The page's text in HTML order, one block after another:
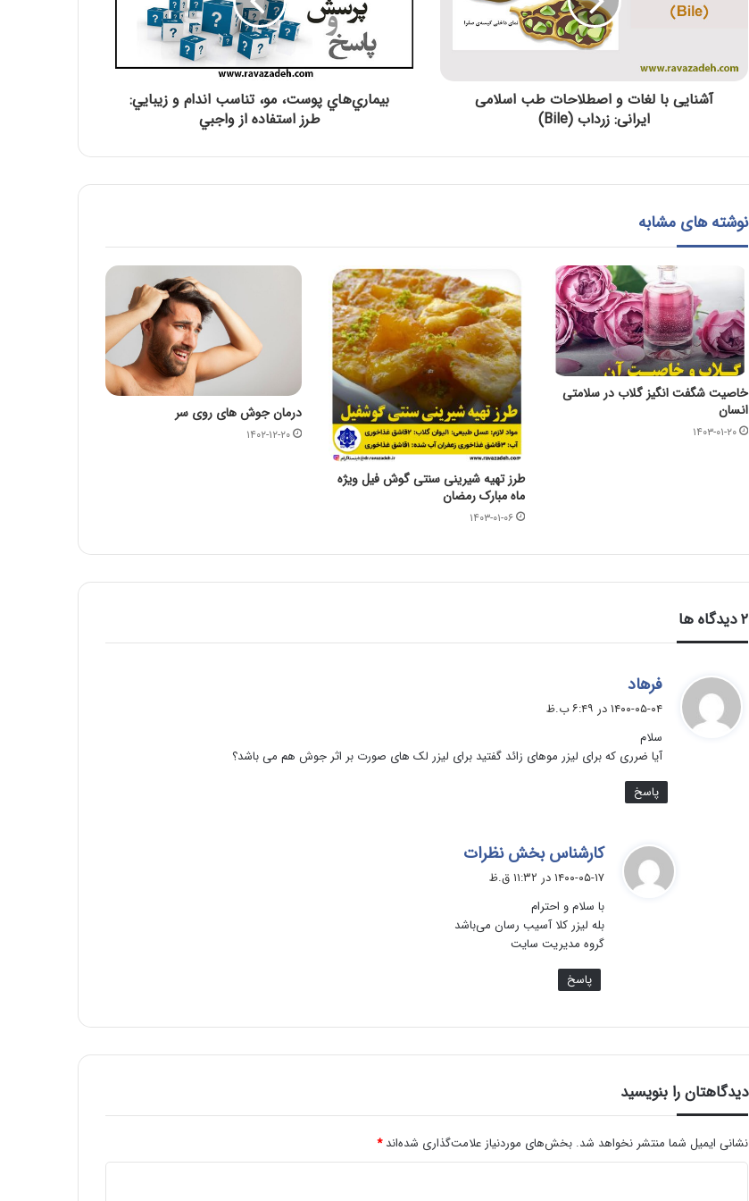
تسلیت باد
حلول ماه ربیع الاول، ماه شادمانی اهل بیت
اسلامی(1404)
🏴 شهادت امام کاظم علیه السلام تسلیت باد
سالروز وفات حضرت زینب سلام الله علیها
تسلیت باد
آشنایی با لغات و اصطلاحات طب اسلامی
ایرانی: زرداب (Bile)
بيماري‌هاي پوست، مو، تناسب اندام و زيبايي:
طرز استفاده از واجبي
نوشته های مشابه
خاصیت شگفت انگیز گلاب در سلامتی
انسان
۱۴۰۳-۰۱-۲۰
طرز تهیه شیرینی سنتی گوش فیل ویژه
ماه مبارک رمضان
۱۴۰۳-۰۱-۰۶
درمان جوش های روی سر
۱۴۰۲-۱۲-۲۰
‫۲ دیدگاه ها
فرهاد
۱۴۰۰-۰۵-۰۴ در ۶:۴۹ ب.ظ
سلام
آیا ضرری که برای لیزر موهای زائد گفتید برای لیزر لک های صورت بر اثر جوش هم می باشد؟
پاسخ
کارشناس بخش نظرات
۱۴۰۰-۰۵-۱۷ در ۱۱:۳۲ ق.ظ
با سلام و احترام
بله لیزر کلا آسیب رسان می‌باشد
گروه مدیریت سایت
پاسخ
دیدگاهتان را بنویسید
نشانی ایمیل شما منتشر نخواهد شد. بخش‌های موردنیاز علامت‌گذاری شده‌اند*